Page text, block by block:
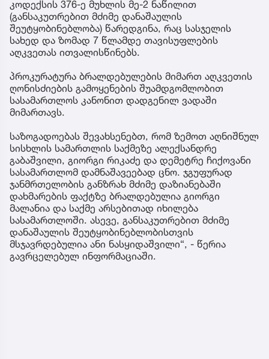
კოდექსის 376-ე მუხლის მე-2 ნაწილით
(განსაკუთრებით მძიმე დანაშაულის
შეუტყობინებლობა) წარედგინა, რაც სასჯელის
სახედ და ზომად 7 წლამდე თავისუფლების
აღკვეთას ითვალისწინებს.
პროკურატურა ბრალდებულების მიმართ აღკვეთის
ღონისძიების გამოყენების შუამდგომლობით
სასამართლოს კანონით დადგენილ ვადაში
მიმართავს.
საზოგადოებას შევახსენებთ, რომ ზემოთ აღნიშნულ
სისხლის სამართლის საქმეზე ალექსანდრე
გაბაშვილი, გიორგი რიკაძე და დემეტრე ჩიქოვანი
სასამართლომ დამნაშავეებად ცნო. ჯგუფურად
ჯანმრთელობის განზრახ მძიმე დაზიანებაში
დახმარების ფაქტზე ბრალდებულია გიორგი
მალანია და საქმე არსებითად იხილება
სასამართლოში. ასევე, განსაკუთრებით მძიმე
დანაშაულის შეუტყობინებლობისთვის
მსჯავრდებულია ანი ნასყიდაშვილი“, - წერია
გავრცელებულ ინფორმაციაში.